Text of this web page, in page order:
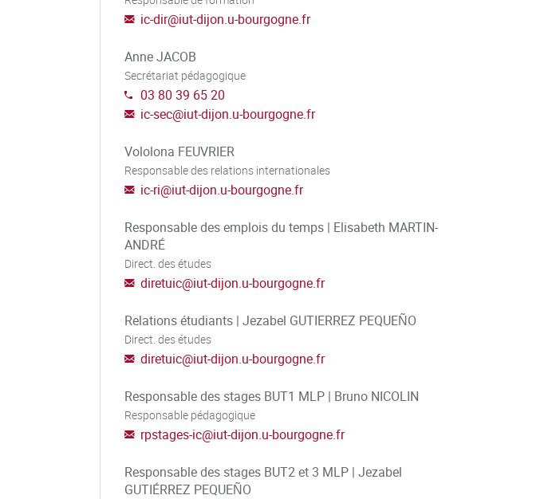
ic-dir@iut-dijon.u-bourgogne.fr
Anne JACOB
Secrétariat pédagogique
03 80 39 65 20
ic-sec@iut-dijon.u-bourgogne.fr
Vololona FEUVRIER
Responsable des relations internationales
ic-ri@iut-dijon.u-bourgogne.fr
Responsable des emplois du temps | Elisabeth MARTIN-
ANDRÉ
Direct. des études
diretuic@iut-dijon.u-bourgogne.fr
Relations étudiants | Jezabel GUTIERREZ PEQUEÑO
Direct. des études
diretuic@iut-dijon.u-bourgogne.fr
Responsable des stages BUT1 MLP | Bruno NICOLIN
Responsable pédagogique
rpstages-ic@iut-dijon.u-bourgogne.fr
Responsable des stages BUT2 et 3 MLP | Jezabel
GUTIÉRREZ PEQUEÑO